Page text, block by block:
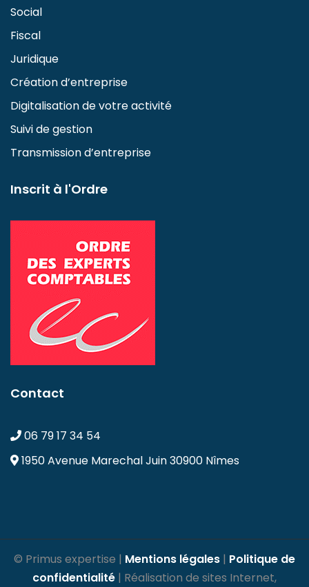
Social
Fiscal
Juridique
Création d’entreprise
Digitalisation de votre activité
Suivi de gestion
Transmission d’entreprise
Inscrit à l'Ordre
Contact
06 79 17 34 54
1950 Avenue Marechal Juin30900 Nîmes
© Primus expertise | Mentions légales | Politique de
confidentialité | Réalisation de sites Internet,